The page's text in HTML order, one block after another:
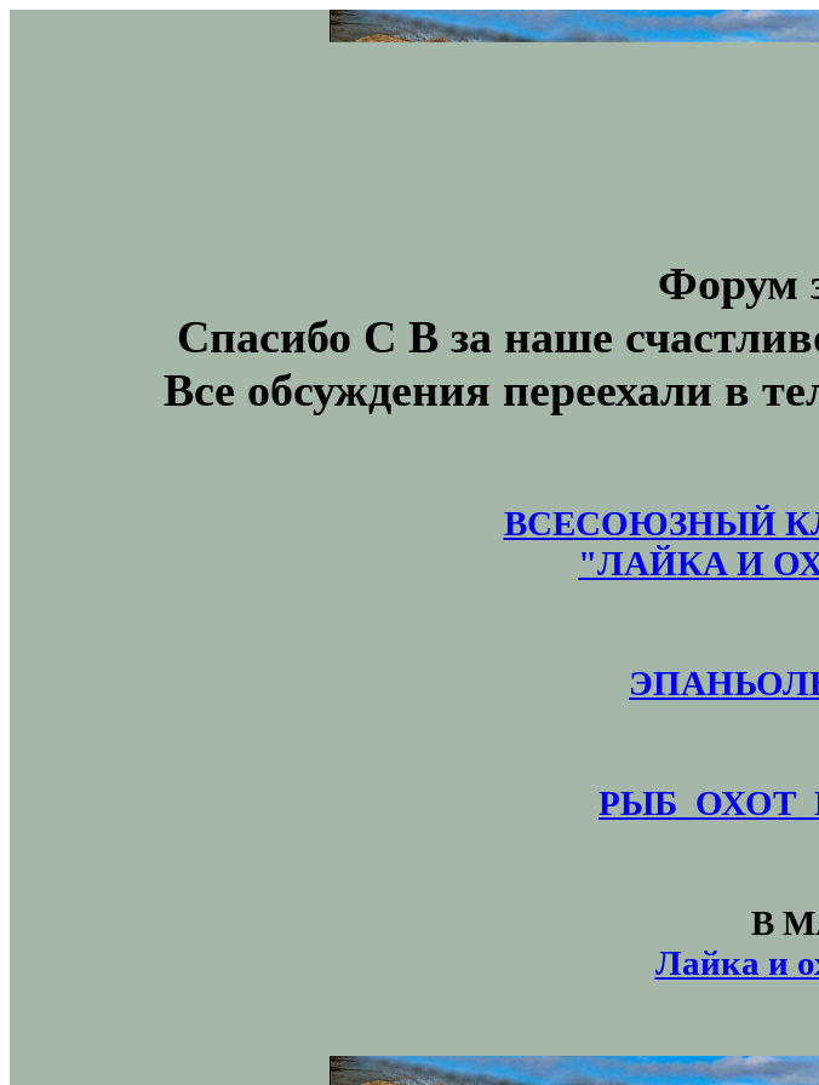
Форум
Спасибо С В за наше
Все обсуждения переехали в
ВСЕСОЮЗНЫЙ
"ЛАЙКА И
В
Лайка и